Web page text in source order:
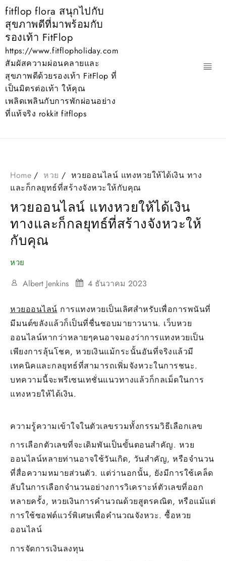
Skip
to
content
fitflop flora สนุกไปกับ
สุขภาพดีที่มาพร้อมกับ
รองเท้า FitFlop
https://www.fitflopholiday.com
สัมผัสความผ่อนคลายและ
สุขภาพดีด้วยรองเท้า FitFlop ที่
เป็นมิตรต่อเท้า ให้คุณ
เพลิดเพลินกับการพักผ่อนอย่าง
ที่แท้จริง rokkit fitflops
Home หวย
หวยออนไลน์ แทงหวยให้ได้เงิน ทาง
และก็กลยุทธ์ที่สร้างจังหวะให้กับคุณ
หวยออนไลน์ แทงหวยให้ได้เงิน
ทางและก็กลยุทธ์ที่สร้างจังหวะให้
กับคุณ
หวย
Albert Jenkins 4 ธันวาคม 2023
หวยออนไลน์ การแทงหวยเป็นเลิศสำหรับเพื่อการพนันที่
มีมนต์ขลังแล้วก็เป็นที่ชื่นชอบมายาวนาน. เว็บหวย
ออนไลน์หากว่าหลายๆคนอาจมองว่าการแทงหวยเป็น
เพียงการลุ้นโชค, หวยเงินแม้กระนั้นอันที่จริงแล้วมี
เทคนิคและกลยุทธ์ที่สามารถเพิ่มจังหวะในการชนะ.
บทความนี้จะพรีเซนเทชั่นแนวทางแล้วก็กลเม็ดในการ
แทงหวยให้ได้เงิน.
ความรู้ความเข้าใจในตัวเลขรวมทั้งกรรมวิธีเลือกเลข
การเลือกตัวเลขที่จะเดิมพันเป็นขั้นตอนสำคัญ. หวย
ออนไลน์หลายท่านอาจใช้วันเกิด, วันสำคัญ, หรือจำนวน
ที่สื่อความหมายส่วนตัว. แต่ว่านอกนั้น, ยังมีการใช้เคล็ด
ลับในการเลือกจำนวนอย่างการวิเคราะห์ตัวเลขที่ออก
หลายครั้ง, หวยเงินการคำนวณด้วยสูตรคณิต, หรือแม้แต่
การใช้ซอฟต์แวร์พิเศษเพื่อคำนวณจังหวะ. ซื้อหวย
ออนไลน์
การจัดการเงินลงทุน